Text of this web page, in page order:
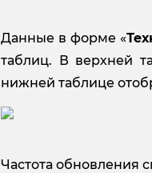
Данные в форме «
таблиц. В верхней
нижней таблице
Частота обновления